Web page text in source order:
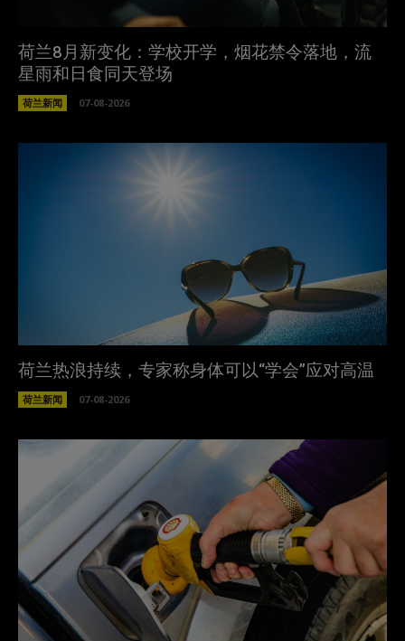
荷兰8月新变化：学校开学，烟花禁令落地，流
星雨和日食同天登场
荷兰新闻 07-08-2026
荷兰热浪持续，专家称身体可以“学会”应对高温
荷兰新闻 07-08-2026